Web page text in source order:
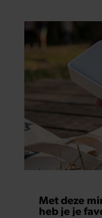
aan
samen en
Met deze
heb je je